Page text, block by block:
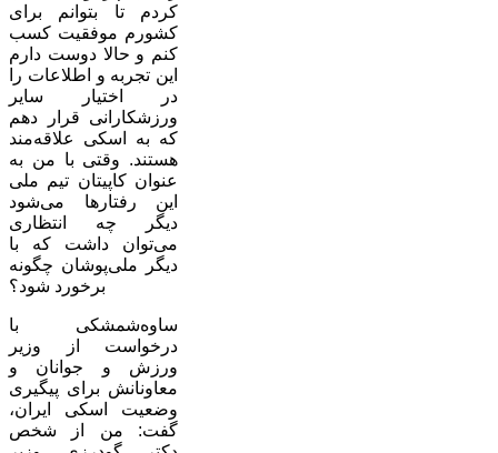
کردم تا بتوانم برای
کشورم موفقیت کسب
کنم و حالا دوست دارم
این تجربه و اطلاعات را
در اختیار سایر
ورزشکارانی قرار دهم
که به اسکی علاقه‌مند
هستند. وقتی با من به
عنوان کاپیتان تیم ملی
این رفتارها می‌شود
دیگر چه انتظاری
می‌توان داشت که با
دیگر ملی‌پوشان چگونه
برخورد شود؟
ساوه‌شمشکی با
درخواست از وزیر
ورزش و جوانان و
معاونانش برای پیگیری
وضعیت اسکی ایران،
گفت: من از شخص